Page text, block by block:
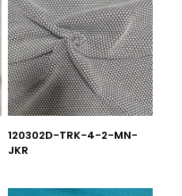
120302D-TRK-4-2-MN-
JKR